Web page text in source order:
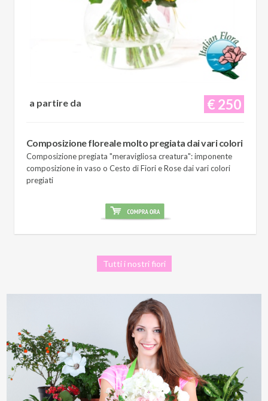
€ 250
a partire da
Composizione floreale molto pregiata dai vari colori
Composizione pregiata "meravigliosa creatura": imponente
composizione in vaso o Cesto di Fiori e Rose dai vari colori
pregiati
Tutti i nostri fiori